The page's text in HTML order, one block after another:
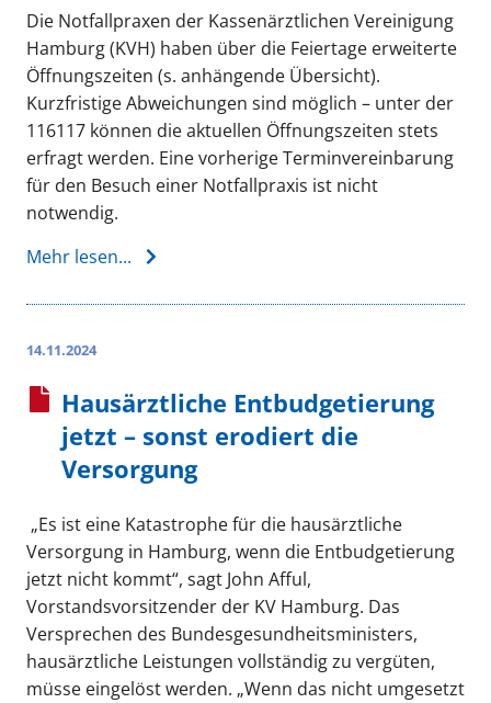
Die Notfallpraxen der Kassenärztlichen Vereinigung
Hamburg (KVH) haben über die Feiertage erweiterte
Öffnungszeiten (s. anhängende Übersicht).
Kurzfristige Abweichungen sind möglich – unter der
116117 können die aktuellen Öffnungszeiten stets
erfragt werden. Eine vorherige Terminvereinbarung
für den Besuch einer Notfallpraxis ist nicht
notwendig.
Mehr lesen...
14.11.2024
Hausärztliche Entbudgetierung
jetzt – sonst erodiert die
Versorgung
„Es ist eine Katastrophe für die hausärztliche
Versorgung in Hamburg, wenn die Entbudgetierung
jetzt nicht kommt“, sagt John Afful,
Vorstandsvorsitzender der KV Hamburg. Das
Versprechen des Bundesgesundheitsministers,
hausärztliche Leistungen vollständig zu vergüten,
müsse eingelöst werden. „Wenn das nicht umgesetzt